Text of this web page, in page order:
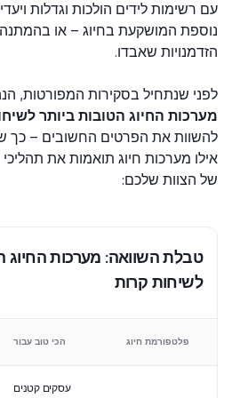
לידים הולכות וגדלות ויעדי
המושקעת בחיוג – או בהמתנה
שאבדו.
שנתחיל בסקירות המפורטות, הנה
החיוג הטובות ביותר לשיחות
את הפרטים החשובים – כך
מערכות חיוג תואמות את תהליכי
הצוות שלכם:
טבלת השוואה: מערכות החיוג
לשיחות קרות
פלטפורמת חיוג הכי טוב עבור
עסקים קטנים